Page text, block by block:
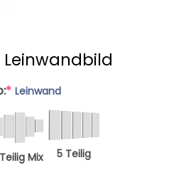
* Leinwand
Mix 5 Teilig